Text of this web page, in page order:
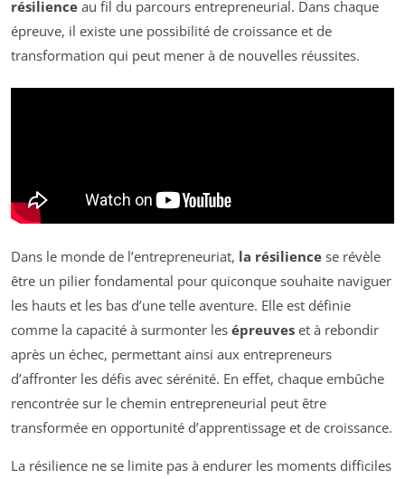
résilience au fil du parcours entrepreneurial. Dans chaque
épreuve, il existe une possibilité de croissance et de
transformation qui peut mener à de nouvelles réussites.
Dans le monde de l’entrepreneuriat, la résilience se révèle
être un pilier fondamental pour quiconque souhaite naviguer
les hauts et les bas d’une telle aventure. Elle est définie
comme la capacité à surmonter les épreuves et à rebondir
après un échec, permettant ainsi aux entrepreneurs
d’affronter les défis avec sérénité. En effet, chaque embûche
rencontrée sur le chemin entrepreneurial peut être
transformée en opportunité d’apprentissage et de croissance.
La résilience ne se limite pas à endurer les moments difficiles